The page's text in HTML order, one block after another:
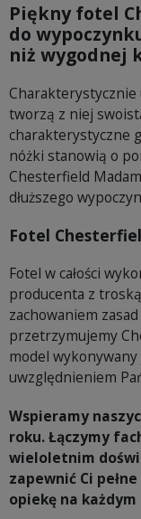
Piękny fotel
do
niż wygodnej
Charakterystycznie
tworzą z niej
charakterystyczne
nóżki stanowią o
Chesterfield
dłuższego
Fotel
Fotel w całości
producenta z
zachowaniem
przetrzymujemy
model
uwzględnieniem
Wspieramy
roku. Łączymy
wieloletnim
zapewnić Ci
opiekę na